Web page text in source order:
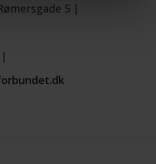
5 |
|